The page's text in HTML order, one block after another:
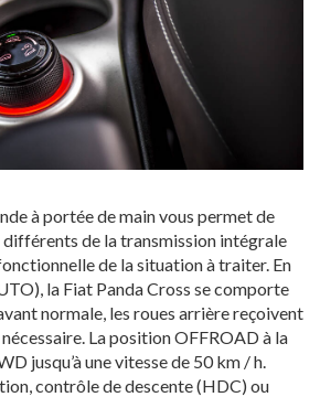
à portée de main vous permet de
de la transmission intégrale
de la situation à traiter. En
la Fiat Panda Cross se comporte
normale, les roues arrière reçoivent
La position OFFROAD à la
jusqu’à une vitesse de 50 km / h.
contrôle de descente (HDC) ou